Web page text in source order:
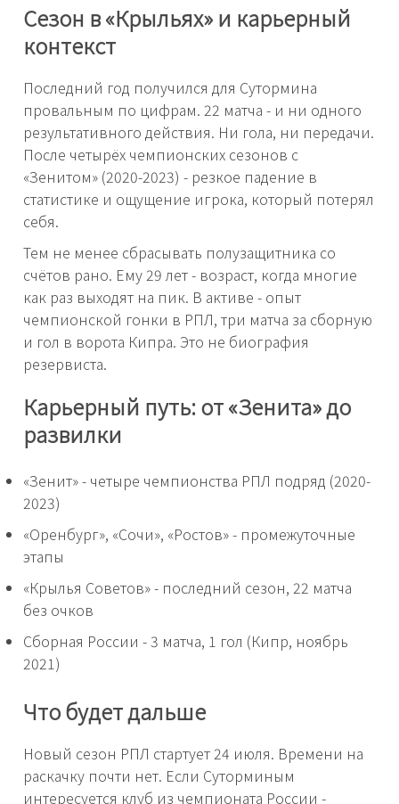
Сезон в «Крыльях» и карьерный
контекст
Последний год получился для Сутормина
провальным по цифрам. 22 матча - и ни одного
результативного действия. Ни гола, ни передачи.
После четырёх чемпионских сезонов с
«Зенитом» (2020-2023) - резкое падение в
статистике и ощущение игрока, который потерял
себя.
Тем не менее сбрасывать полузащитника со
счётов рано. Ему 29 лет - возраст, когда многие
как раз выходят на пик. В активе - опыт
чемпионской гонки в РПЛ, три матча за сборную
и гол в ворота Кипра. Это не биография
резервиста.
Карьерный путь: от «Зенита» до
развилки
«Зенит» - четыре чемпионства РПЛ подряд (2020-
2023)
«Оренбург», «Сочи», «Ростов» - промежуточные
этапы
«Крылья Советов» - последний сезон, 22 матча
без очков
Сборная России - 3 матча, 1 гол (Кипр, ноябрь
2021)
Что будет дальше
Новый сезон РПЛ стартует 24 июля. Времени на
раскачку почти нет. Если Суторминым
интересуется клуб из чемпионата России -